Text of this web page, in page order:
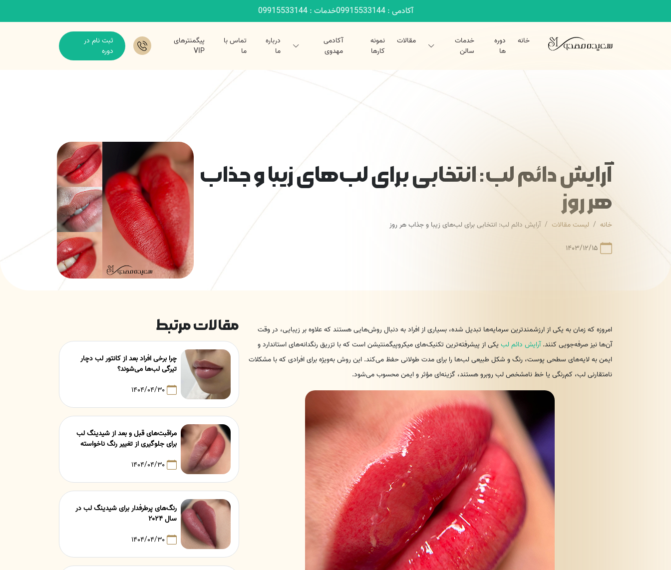
آکادمی : 09915533144 خدمات : 09915533144
خانه
دوره
ها
خدمات
سالن
مقالات
نمونه
کارها
آکادمی
مهدوی
درباره
ما
تماس با
ما
پیگمنترهای
VIP
ثبت نام در
دوره
آرایش دائم لب: انتخابی برای لب‌های زیبا و جذاب
هر روز
خانه لیست مقالات آرایش دائم لب: انتخابی برای لب‌های زیبا و جذاب هر روز
۱۴۰۳/۱۲/۱۵
امروزه که زمان به یکی از ارزشمندترین سرمایه‌ها تبدیل شده، بسیاری از افراد به دنبال روش‌هایی هستند که علاوه بر زیبایی، در وقت
آن‌ها نیز صرفه‌جویی کنند.آرایش دائم لب یکی از پیشرفته‌ترین تکنیک‌های میکروپیگمنتیشن است که با تزریق رنگدانه‌های استاندارد و
ایمن به لایه‌های سطحی پوست، رنگ و شکل طبیعی لب‌ها را برای مدت طولانی حفظ می‌کند. این روش به‌ویژه برای افرادی که با مشکلات
نامتقارنی لب، کم‌رنگی یا خط نامشخص لب روبرو هستند، گزینه‌ای مؤثر و ایمن محسوب می‌شود.
مقالات مرتبط
چرا برخی افراد بعد از کانتور لب دچار
تیرگی لب‌ها می‌شوند؟
۱۴۰۴/۰۴/۳۰
مراقبت‌های قبل و بعد از شیدینگ لب
برای جلوگیری از تغییر رنگ ناخواسته
۱۴۰۴/۰۴/۳۰
رنگ‌های پرطرفدار برای شیدینگ لب در
سال ۲۰۲۴
۱۴۰۴/۰۴/۳۰